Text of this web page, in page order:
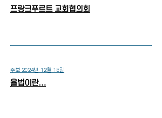
프랑크푸르트 교회협의회
주보 2024년 12월 15일
​율법이란...